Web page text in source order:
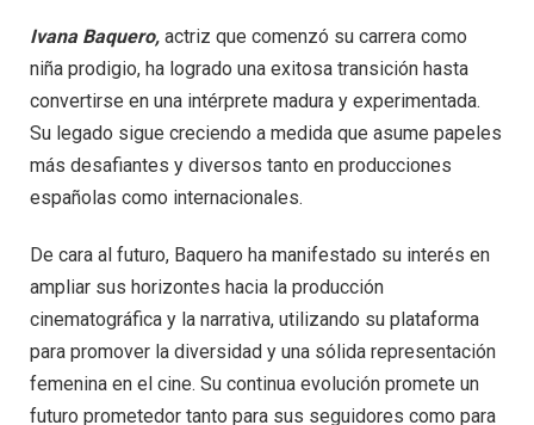
Ivana Baquero, actriz que comenzó su carrera como
niña prodigio, ha logrado una exitosa transición hasta
convertirse en una intérprete madura y experimentada.
Su legado sigue creciendo a medida que asume papeles
más desafiantes y diversos tanto en producciones
españolas como internacionales.
De cara al futuro, Baquero ha manifestado su interés en
ampliar sus horizontes hacia la producción
cinematográfica y la narrativa, utilizando su plataforma
para promover la diversidad y una sólida representación
femenina en el cine. Su continua evolución promete un
futuro prometedor tanto para sus seguidores como para